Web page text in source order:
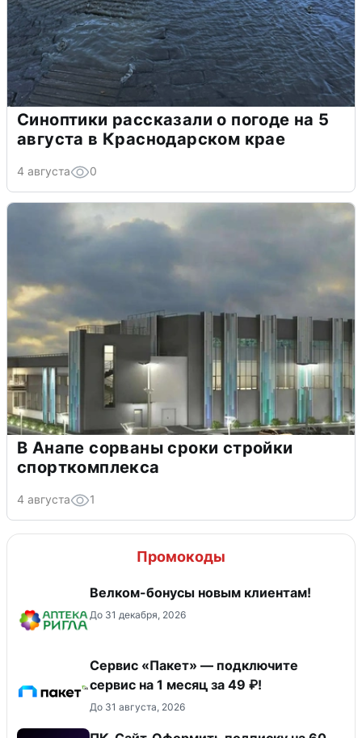
Синоптики рассказали о погоде на 5
августа в Краснодарском крае
4 августа 0
В Анапе сорваны сроки стройки
спорткомплекса
4 августа 1
Промокоды
Велком-бонусы новым клиентам!
До 31 декабря, 2026
Сервис «Пакет» — подключите
сервис на 1 месяц за 49 ₽!
До 31 августа, 2026